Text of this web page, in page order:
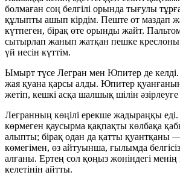
болмаған соң белгілі орында тығулы
құлыпты ашып кірдім. Пеште от маздап
күтпеген, бірақ өте орынды жайт.
сытырлап жанып жатқан пешке
үй иесін күттім.
Ымырт түсе Легран мен Юпитер де
жая қуана қарсы алды. Юпитер
жетіп, кешкі асқа шалшық шілін әзірлеуге
Легранның көңілі ерекше жадыраңқы
көрмеген қаусырма қақпақты көлбақа
алыпты; бірақ одан да қатты қуантқаны
көмегімен, өз айтуынша, ғылымда
алғаны. Ертең сол қоңыз жөніндегі менің
келетінін айтты.